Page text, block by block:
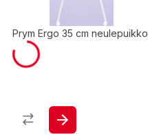
Prym Ergo 35 cm neulepuikko